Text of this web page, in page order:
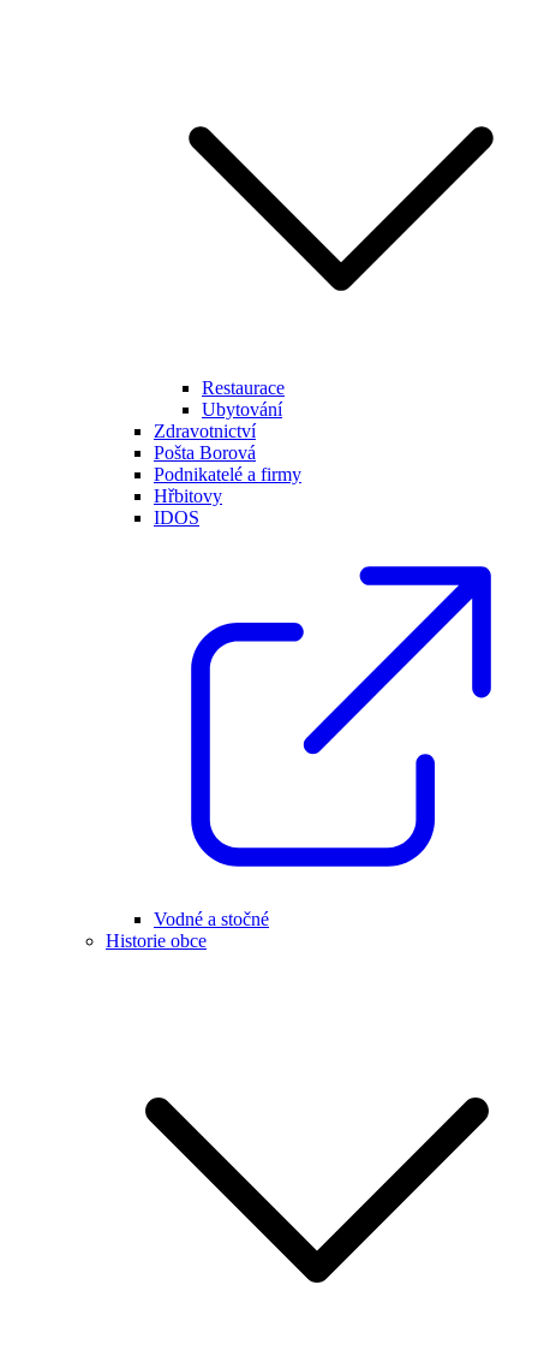
Restaurace
Ubytování
Zdravotnictví
Pošta Borová
Podnikatelé a firmy
Hřbitovy
IDOS
Vodné a stočné
Historie obce